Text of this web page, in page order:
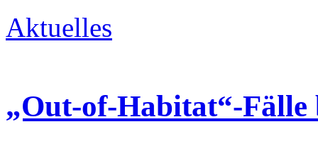
Aktuelles
„Out-of-Habitat“-Fälle